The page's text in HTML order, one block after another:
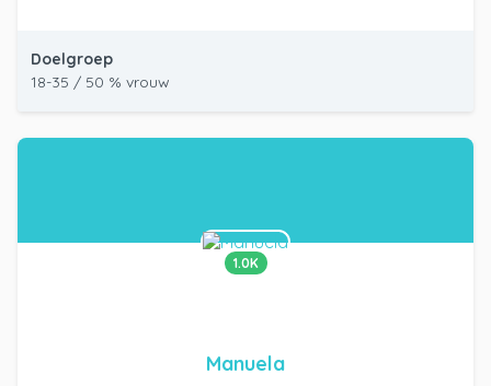
Doelgroep
18-35 / 50 % vrouw
1.0K
Manuela